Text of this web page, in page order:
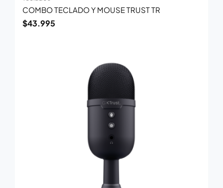
COMBO TECLADO Y MOUSE TRUST TR
$43.995